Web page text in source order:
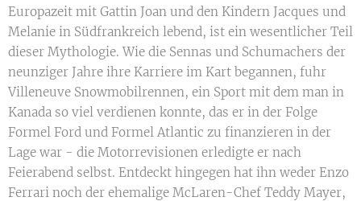
Europazeit mit Gattin Joan und den Kindern Jacques und
Melanie in Südfrankreich lebend, ist ein wesentlicher Teil
dieser Mythologie. Wie die Sennas und Schumachers der
neunziger Jahre ihre Karriere im Kart begannen, fuhr
Villeneuve Snowmobilrennen, ein Sport mit dem man in
Kanada so viel verdienen konnte, das er in der Folge
Formel Ford und Formel Atlantic zu finanzieren in der
Lage war - die Motorrevisionen erledigte er nach
Feierabend selbst. Entdeckt hingegen hat ihn weder Enzo
Ferrari noch der ehemalige McLaren-Chef Teddy Mayer,